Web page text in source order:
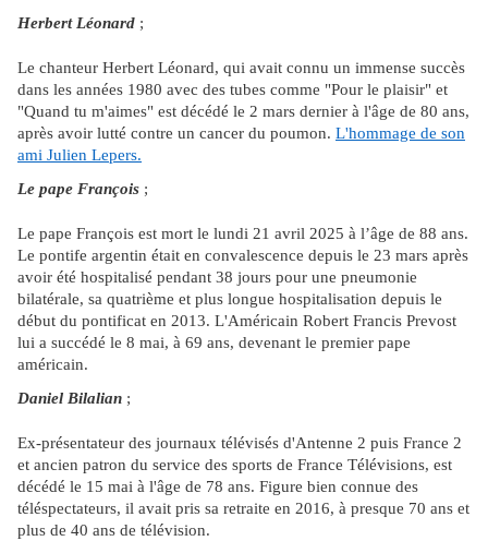
Herbert Léonard ;
Le chanteur Herbert Léonard, qui avait connu un immense succès
dans les années 1980 avec des tubes comme "Pour le plaisir" et
"Quand tu m'aimes" est décédé le 2 mars dernier à l'âge de 80 ans,
après avoir lutté contre un cancer du poumon. L'hommage de son
ami Julien Lepers.
Le pape François ;
Le pape François est mort le lundi 21 avril 2025 à l’âge de 88 ans.
Le pontife argentin était en convalescence depuis le 23 mars après
avoir été hospitalisé pendant 38 jours pour une pneumonie
bilatérale, sa quatrième et plus longue hospitalisation depuis le
début du pontificat en 2013. L'Américain Robert Francis Prevost
lui a succédé le 8 mai, à 69 ans, devenant le premier pape
américain.
Daniel Bilalian ;
Ex-présentateur des journaux télévisés d'Antenne 2 puis France 2
et ancien patron du service des sports de France Télévisions, est
décédé le 15 mai à l'âge de 78 ans. Figure bien connue des
téléspectateurs, il avait pris sa retraite en 2016, à presque 70 ans et
plus de 40 ans de télévision.